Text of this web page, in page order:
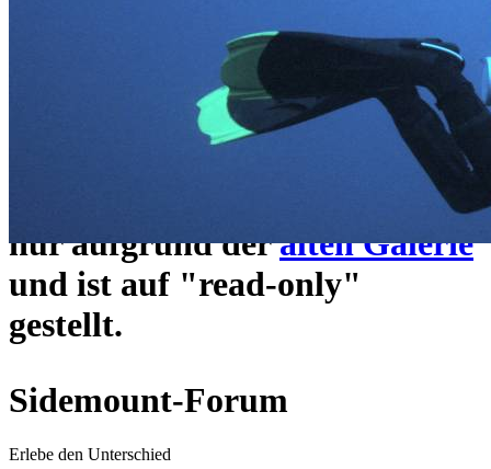
umgezogen und wie gewohnt
https://www.sidemount-
erreichbar.
Das alte Forum hier existiert
nur aufgrund deralten Galerie
und ist auf "read-only"
gestellt.
Sidemount-Forum
Erlebe den Unterschied